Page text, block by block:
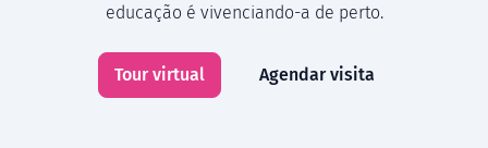
educação é vivenciando-a de perto.
Tour virtual Agendar visita